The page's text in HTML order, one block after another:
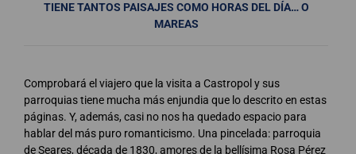
TIENE TANTOS PAISAJES COMO HORAS DEL DÍA… O
MAREAS
Comprobará el viajero que la visita a Castropol y sus
parroquias tiene mucha más enjundia que lo descrito en estas
páginas. Y, además, casi no nos ha quedado espacio para
hablar del más puro romanticismo. Una pincelada: parroquia
de Seares, década de 1830, amores de la bellísima Rosa Pérez